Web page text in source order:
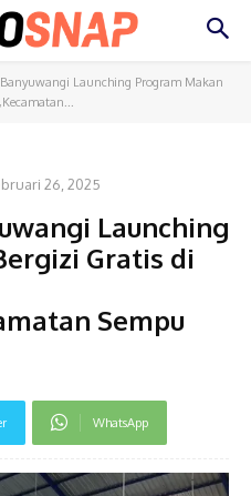
Launching Program Makan
26, 2025
Launching
Gratis di
Sempu
WhatsApp